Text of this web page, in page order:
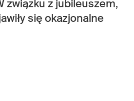
związku z jubileuszem,
się okazjonalne